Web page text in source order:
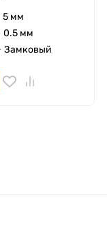
5 мм
0.5 мм
Замковый